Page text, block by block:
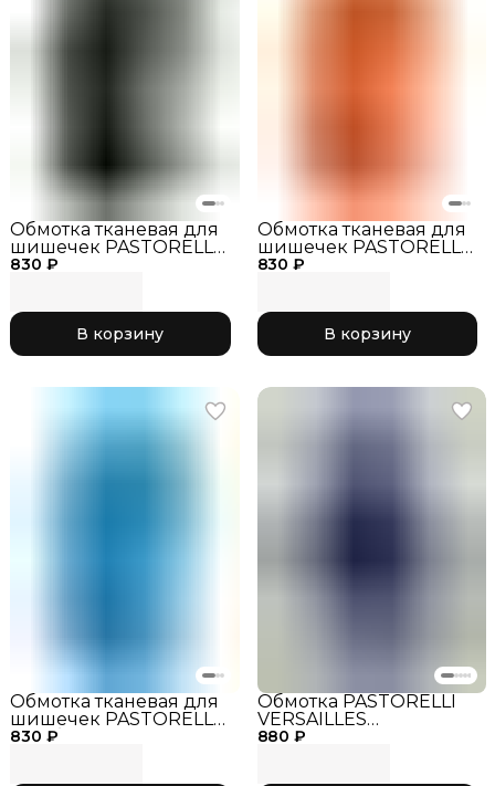
830 ₽
Обмотка тканевая для
шишечек PASTORELLI
черный
В корзину
830 ₽
Обмотка тканевая для
шишечек PASTORELLI
оранжевый
В корзину
830 ₽
Обмотка тканевая для
шишечек PASTORELLI
голубой
880 ₽
Обмотка PASTORELLI
VERSAILLES
зеркальная сиреневая,